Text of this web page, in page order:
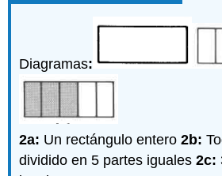
Diagramas:
2a: Un rectángulo entero2b:
dividido en 5 partes iguales2c: